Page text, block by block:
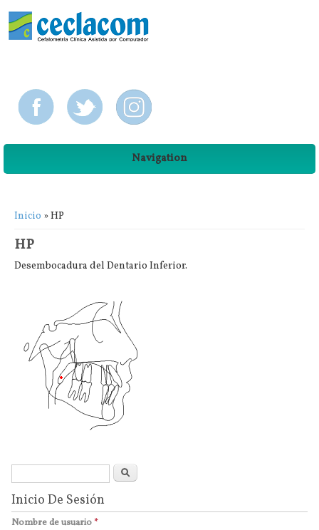
Navigation
Usted está aquí
Inicio » HP
HP
Desembocadura del Dentario Inferior.
Formulario de búsqueda
Buscar
Inicio De Sesión
Nombre de usuario *